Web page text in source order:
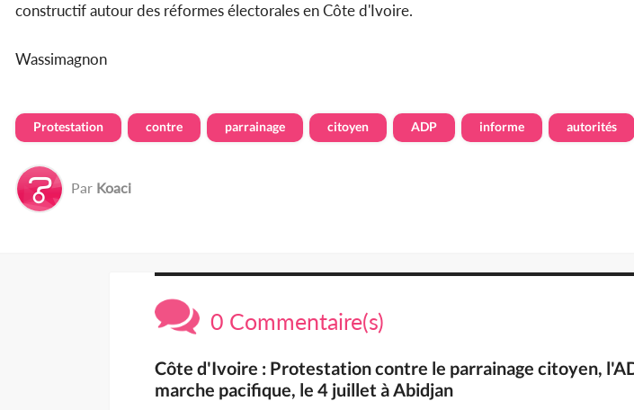
constructif autour des réformes électorales en Côte d'Ivoire.
Wassimagnon
Protestation contre parrainage citoyen ADP informe autorités
Par Koaci
0 Commentaire(s)
Côte d'Ivoire : Protestation contre le parrainage citoyen,
marche pacifique, le 4 juillet à Abidjan